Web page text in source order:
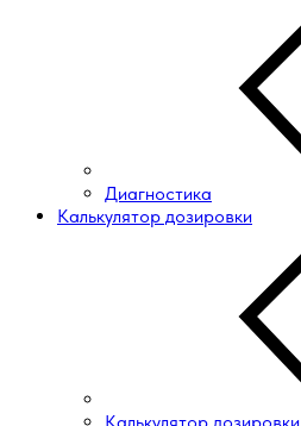
Диагностика
Калькулятор дозировки